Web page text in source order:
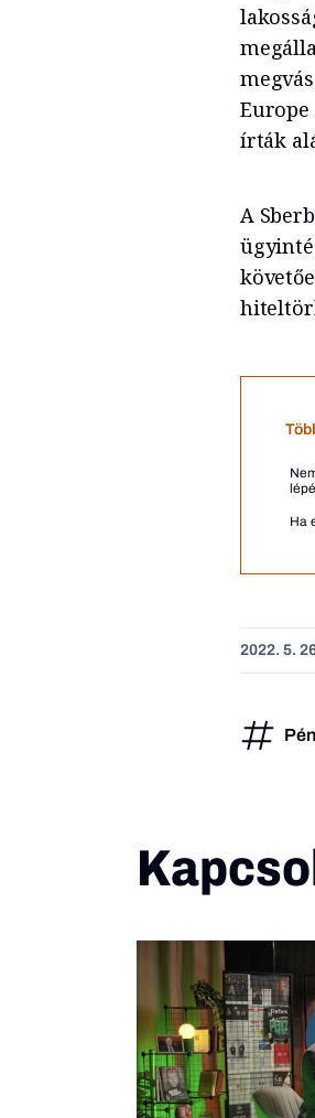
írták
A
Ha
2022. 5.